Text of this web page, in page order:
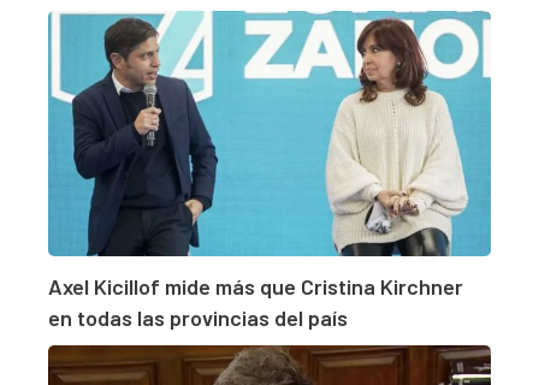
Axel Kicillof mide más que Cristina Kirchner
en todas las provincias del país